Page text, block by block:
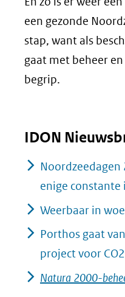
een gezonde
stap, want als
gaat met beheer
begrip.
IDON
enige constante
Weerbaar in
Porthos gaat
project voor
Natura 2000-